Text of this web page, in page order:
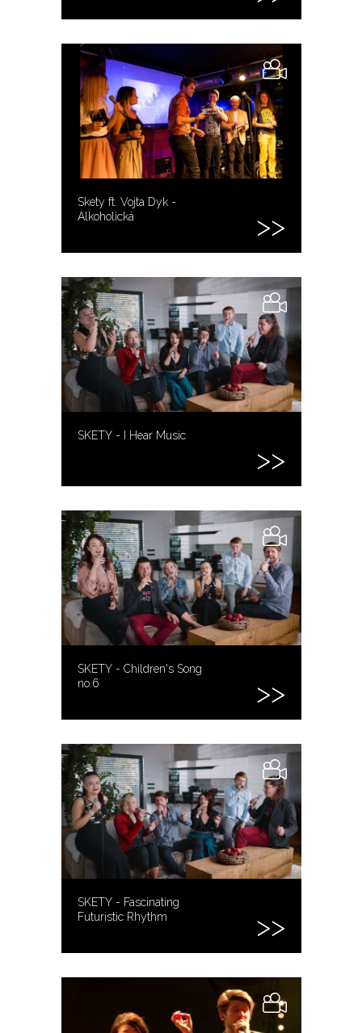
Skety ft. Vojta Dyk -
Alkoholická
SKETY - I Hear Music
SKETY - Children's Song
no.6
SKETY - Fascinating
Futuristic Rhythm